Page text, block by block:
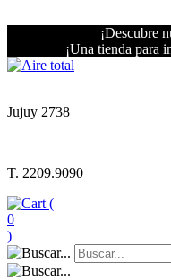
¡Descubre
¡Una tienda para
Jujuy 2738
T. 2209.9090
(
0
)